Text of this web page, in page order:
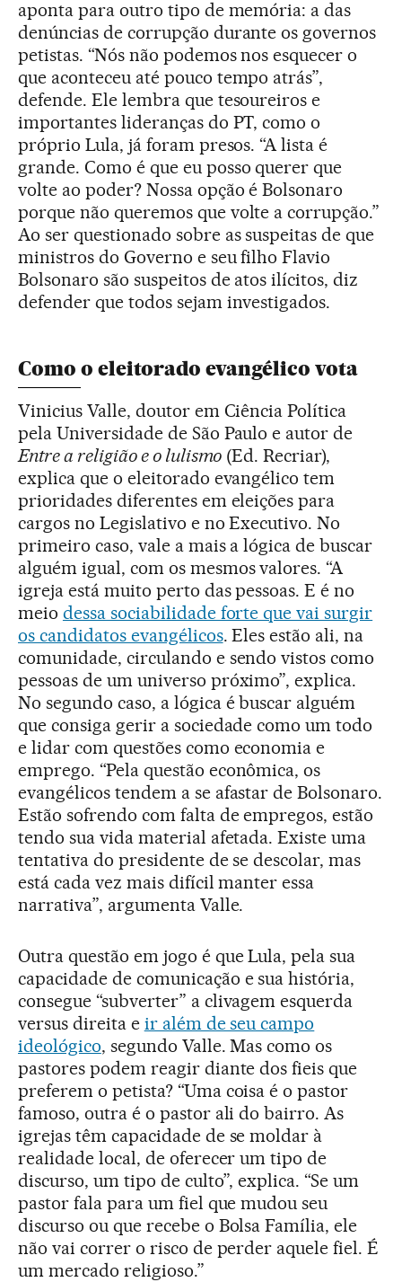
aponta para outro tipo de memória: a das
denúncias de corrupção durante os governos
petistas. “Nós não podemos nos esquecer o
que aconteceu até pouco tempo atrás”,
defende. Ele lembra que tesoureiros e
importantes lideranças do PT, como o
próprio Lula, já foram presos. “A lista é
grande. Como é que eu posso querer que
volte ao poder? Nossa opção é Bolsonaro
porque não queremos que volte a corrupção.”
Ao ser questionado sobre as suspeitas de que
ministros do Governo e seu filho Flavio
Bolsonaro são suspeitos de atos ilícitos, diz
defender que todos sejam investigados.
Como o eleitorado evangélico vota
Vinicius Valle, doutor em Ciência Política
pela Universidade de São Paulo e autor de
Entre a religião e o lulismo (Ed. Recriar),
explica que o eleitorado evangélico tem
prioridades diferentes em eleições para
cargos no Legislativo e no Executivo. No
primeiro caso, vale a mais a lógica de buscar
alguém igual, com os mesmos valores. “A
igreja está muito perto das pessoas. E é no
meio dessa sociabilidade forte que vai surgir
os candidatos evangélicos. Eles estão ali, na
comunidade, circulando e sendo vistos como
pessoas de um universo próximo”, explica.
No segundo caso, a lógica é buscar alguém
que consiga gerir a sociedade como um todo
e lidar com questões como economia e
emprego. “Pela questão econômica, os
evangélicos tendem a se afastar de Bolsonaro.
Estão sofrendo com falta de empregos, estão
tendo sua vida material afetada. Existe uma
tentativa do presidente de se descolar, mas
está cada vez mais difícil manter essa
narrativa”, argumenta Valle.
Outra questão em jogo é que Lula, pela sua
capacidade de comunicação e sua história,
consegue “subverter” a clivagem esquerda
versus direita e ir além de seu campo
ideológico, segundo Valle. Mas como os
pastores podem reagir diante dos fieis que
preferem o petista? “Uma coisa é o pastor
famoso, outra é o pastor ali do bairro. As
igrejas têm capacidade de se moldar à
realidade local, de oferecer um tipo de
discurso, um tipo de culto”, explica. “Se um
pastor fala para um fiel que mudou seu
discurso ou que recebe o Bolsa Família, ele
não vai correr o risco de perder aquele fiel. É
um mercado religioso.”